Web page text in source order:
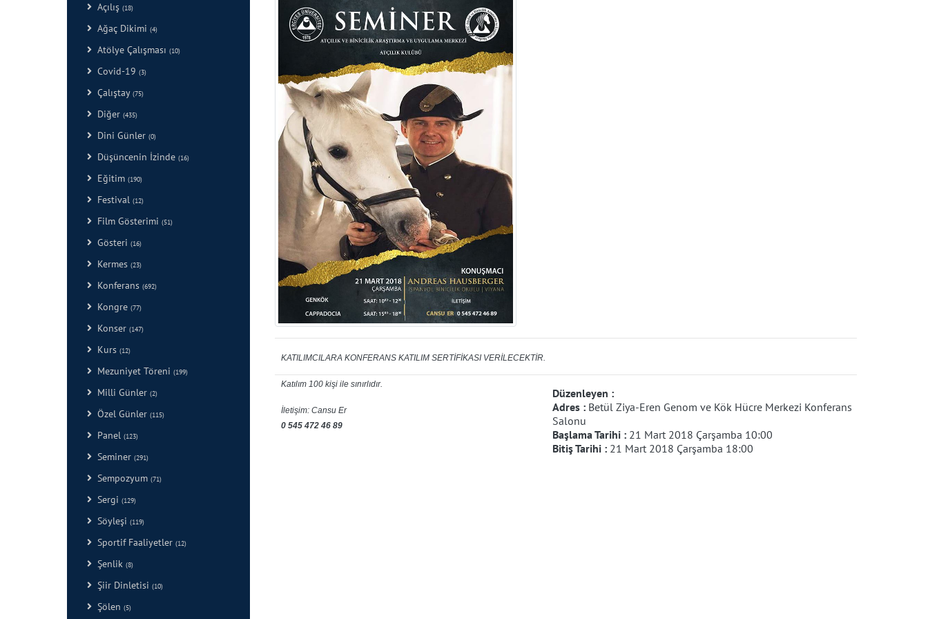
Açılış (18)
Ağaç Dikimi (4)
Atölye Çalışması (10)
Covid-19 (3)
Çalıştay (75)
Diğer (435)
Dini Günler (0)
Düşüncenin İzinde (16)
Eğitim (190)
Festival (12)
Film Gösterimi (51)
Gösteri (16)
Kermes (23)
Konferans (692)
Kongre (77)
Konser (147)
Kurs (12)
Mezuniyet Töreni (199)
Milli Günler (2)
Özel Günler (115)
Panel (123)
Seminer (291)
Sempozyum (71)
Sergi (129)
Söyleşi (119)
Sportif Faaliyetler (12)
Şenlik (8)
Şiir Dinletisi (10)
Şölen (5)
KATILIMCILARA KONFERANS KATILIM SERTİFİKASI VERİLECEKTİR.
Katılım 100 kişi ile sınırlıdır.
İletişim: Cansu Er
0 545 472 46 89
Düzenleyen :
Adres : Betül Ziya-Eren Genom ve Kök Hücre Merkezi Konferans
Salonu
Başlama Tarihi : 21 Mart 2018 Çarşamba 10:00
Bitiş Tarihi : 21 Mart 2018 Çarşamba 18:00